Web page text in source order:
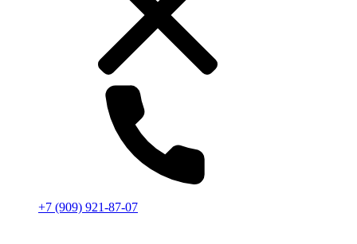
+7 (909) 921-87-07